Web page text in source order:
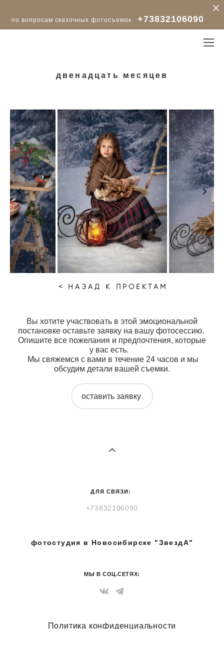
по вопросам сказочных фотосъемок +73832106090
двенадцать месяцев
< НАЗАД К ПРОЕКТАМ
Вы хотите участвовать в этой эмоциональной
постановке оставьте заявку на вашу фотосессию.
Опишите все пожелания и предпочтения, которые
у вас есть.
Мы свяжемся с вами в течение 24 часов и мы
обсудим детали вашей съемки.
оставить заявку
ДЛЯ СВЯЗИ:
+73832106090
​фотостудия в Новосибирске "ЗвездА"
МЫ В СОЦ.СЕТЯХ:
Политика конфиденциальности